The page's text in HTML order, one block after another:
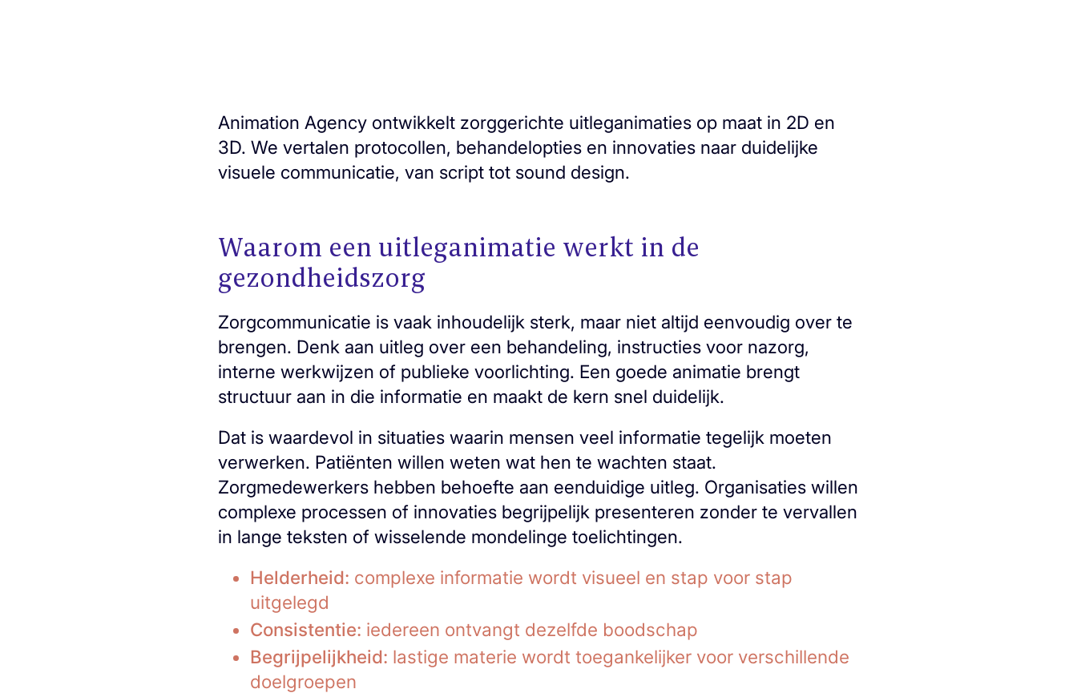
Animation Agency ontwikkelt zorggerichte uitleganimaties op maat in 2D en
3D. We vertalen protocollen, behandelopties en innovaties naar duidelijke
visuele communicatie, van script tot sound design.
Waarom een uitleganimatie werkt in de
gezondheidszorg
Zorgcommunicatie is vaak inhoudelijk sterk, maar niet altijd eenvoudig over te
brengen. Denk aan uitleg over een behandeling, instructies voor nazorg,
interne werkwijzen of publieke voorlichting. Een goede animatie brengt
structuur aan in die informatie en maakt de kern snel duidelijk.
Dat is waardevol in situaties waarin mensen veel informatie tegelijk moeten
verwerken. Patiënten willen weten wat hen te wachten staat.
Zorgmedewerkers hebben behoefte aan eenduidige uitleg. Organisaties willen
complexe processen of innovaties begrijpelijk presenteren zonder te vervallen
in lange teksten of wisselende mondelinge toelichtingen.
Helderheid: complexe informatie wordt visueel en stap voor stap
uitgelegd
Consistentie: iedereen ontvangt dezelfde boodschap
Begrijpelijkheid: lastige materie wordt toegankelijker voor verschillende
doelgroepen